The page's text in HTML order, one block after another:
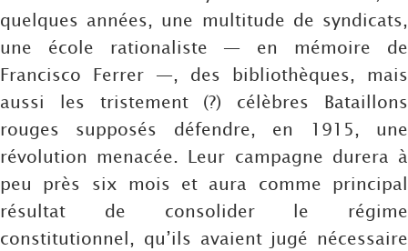
quelques années, une multitude de syndicats,
une école rationaliste — en mémoire de
Francisco Ferrer —, des bibliothèques, mais
aussi les tristement (?) célèbres Bataillons
rouges supposés défendre, en 1915, une
révolution menacée. Leur campagne durera à
peu près six mois et aura comme principal
résultat de consolider le régime
constitutionnel, qu’ils avaient jugé nécessaire